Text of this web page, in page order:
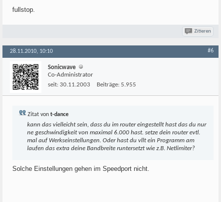
fullstop.
Zitieren
28.11.2010, 10:10 #6
Sonicwave
Co-Administrator
seit: 30.11.2003 Beiträge: 5.955
Zitat von t-dance
kann das vielleicht sein, dass du im router eingestellt hast das du nur
ne geschwindigkeit von maximal 6.000 hast. setze dein router evtl.
mal auf Werkseinstellungen. Oder hast du vllt ein Programm am
laufen das extra deine Bandbreite runtersetzt wie z.B. Netlimiter?
Solche Einstellungen gehen im Speedport nicht.